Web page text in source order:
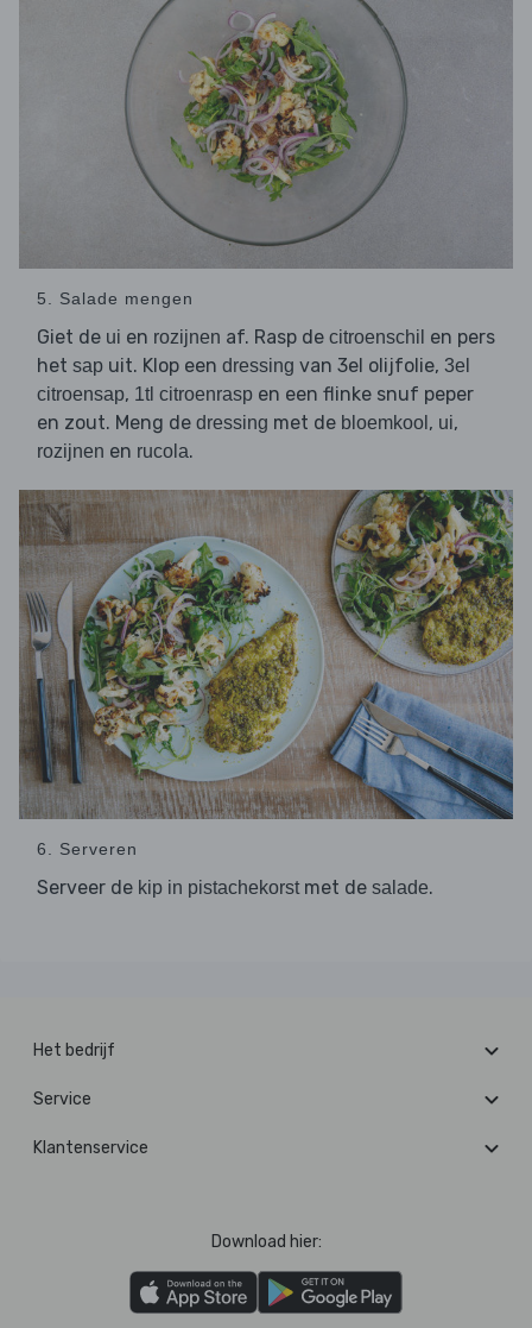
5. Salade mengen
Giet de ui en rozijnen af. Rasp de citroenschil en pers
het sap uit. Klop een dressing van 3el olijfolie, 3el
citroensap, 1tl citroenrasp en een flinke snuf peper
en zout. Meng de dressing met de bloemkool , ui,
rozijnen en rucola.
6. Serveren
Serveer de kip in pistachekorstmet de salade.
Het bedrijf
Service
Klantenservice
Download hier: